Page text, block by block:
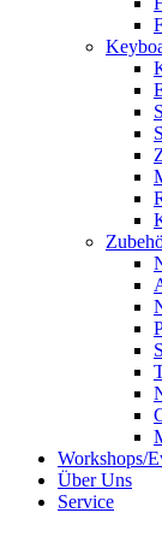
Workshops/
Über Uns
Service